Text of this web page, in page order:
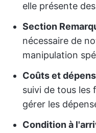
elle présente
Section
nécessaire de
manipulation
Coûts et
suivi de tous les
gérer les
Condition à